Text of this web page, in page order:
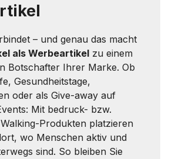
– und genau das macht
als Werbeartikel zu einem
Botschafter Ihrer Marke. Ob
Gesundheitstage,
oder als Give-away auf
Mit bedruck- bzw.
Produkten platzieren
wo Menschen aktiv und
sind. So bleiben Sie